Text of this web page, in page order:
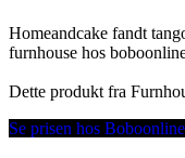
Homeandcake fandt
furnhouse hos
Dette produkt fra
Se prisen hos